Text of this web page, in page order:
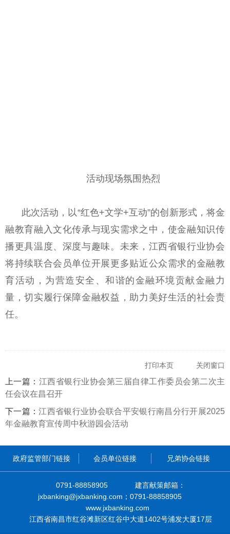
活动现场氛围热烈
此次活动，以“红色+文学+互动”的创新形式，将金
融教育融入文化传承与现实需求之中，使金融知识传
播更具温度、深度与趣味。未来，江西省银行业协会
将持续联合会员单位开展更多贴近公众需求的金融教
育活动，为营造安全、和谐的金融环境贡献金融力
量，切实履行保障金融权益，助力美好生活的社会责
任。
打印本页 关闭窗口
上一篇： 江西省银行业协会第三届自律工作委员会第二次主
任会议在昌召开
下一篇：江西省银行业协会联合平安银行南昌分行开展2025
年金融教育宣传周中秋游园会活动
政府监管部门链接 会员单位链接 兄弟协会链接
0791-88858905
建言献策邮箱：
jxbanking@jxbanking.com；0791-88858905
www.jxbanking.com
江西省南昌市红谷滩新区红谷中大道1402号浦发大厦17层